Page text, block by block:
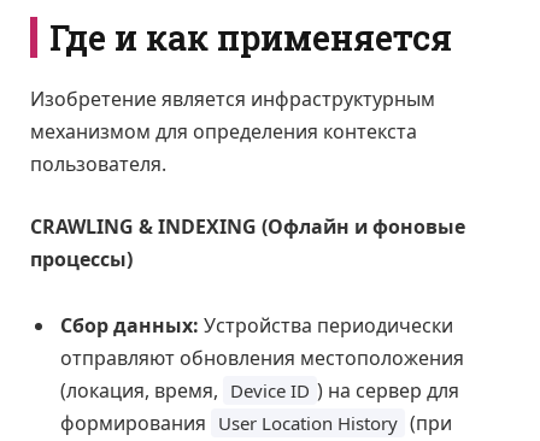
Где и как применяется
Изобретение является инфраструктурным
механизмом для определения контекста
пользователя.
CRAWLING & INDEXING (Офлайн и фоновые
процессы)
Сбор данных: Устройства периодически
отправляют обновления местоположения
(локация, время, Device ID ) на сервер для
формирования User Location History (при